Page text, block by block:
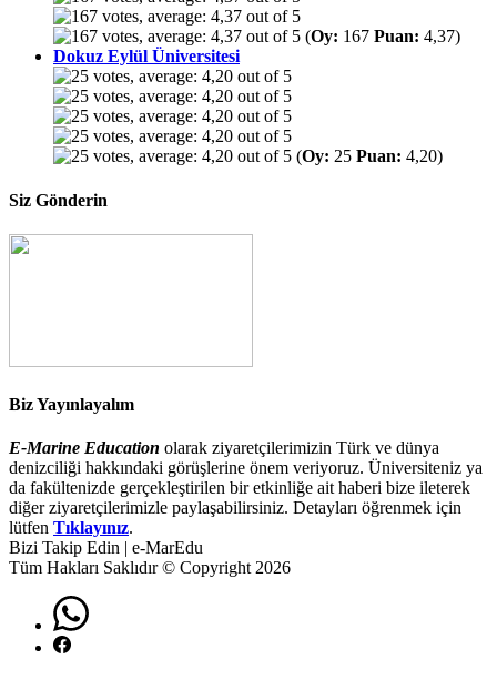
(Oy: 167 Puan: 4,37)
Dokuz Eylül Üniversitesi
(Oy: 25 Puan: 4,20)
Siz Gönderin
Biz Yayınlayalım
E-Marine Education olarak ziyaretçilerimizin Türk ve dünya
denizciliği hakkındaki görüşlerine önem veriyoruz. Üniversiteniz ya
da fakültenizde gerçekleştirilen bir etkinliğe ait haberi bize ileterek
diğer ziyaretçilerimizle paylaşabilirsiniz. Detayları öğrenmek için
lütfen Tıklayınız.
Bizi Takip Edin | e-MarEdu
Tüm Hakları Saklıdır © Copyright 2026